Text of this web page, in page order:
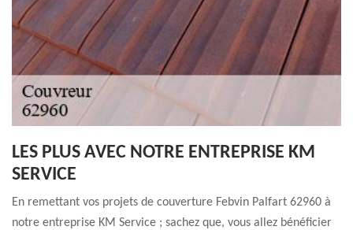
LES PLUS AVEC NOTRE ENTREPRISE KM
SERVICE
En remettant vos projets de couverture Febvin Palfart 62960 à
notre entreprise KM Service ; sachez que, vous allez bénéficier